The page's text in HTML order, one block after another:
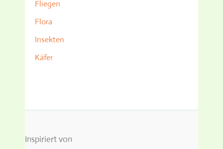
Fliegen
Flora
Insekten
Käfer
Inspiriert von